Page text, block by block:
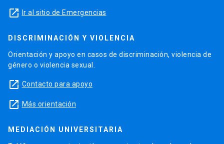
launch Ir al sitio de Emergencias
DISCRIMINACIÓN Y VIOLENCIA
Orientación y apoyo en casos de discriminación, violencia de
género o violencia sexual.
launch Contacto para apoyo
launch Más orientación
MEDIACIÓN UNIVERSITARIA